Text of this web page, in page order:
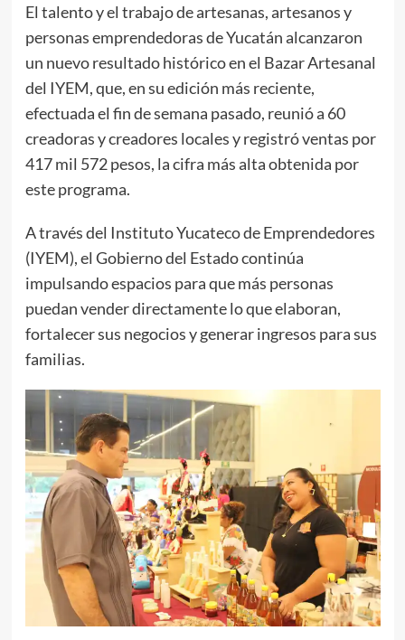
El talento y el trabajo de artesanas, artesanos y
personas emprendedoras de Yucatán alcanzaron
un nuevo resultado histórico en el Bazar Artesanal
del IYEM, que, en su edición más reciente,
efectuada el fin de semana pasado, reunió a 60
creadoras y creadores locales y registró ventas por
417 mil 572 pesos, la cifra más alta obtenida por
este programa.
A través del Instituto Yucateco de Emprendedores
(IYEM), el Gobierno del Estado continúa
impulsando espacios para que más personas
puedan vender directamente lo que elaboran,
fortalecer sus negocios y generar ingresos para sus
familias.